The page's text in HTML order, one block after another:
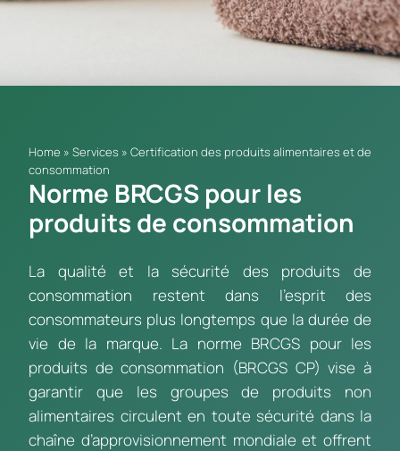
Home » Services » Certification des produits alimentaires et de
consommation
Norme BRCGS pour les
produits de consommation
La qualité et la sécurité des produits de
consommation restent dans l’esprit des
consommateurs plus longtemps que la durée de
vie de la marque. La norme BRCGS pour les
produits de consommation (BRCGS CP) vise à
garantir que les groupes de produits non
alimentaires circulent en toute sécurité dans la
chaîne d’approvisionnement mondiale et offrent